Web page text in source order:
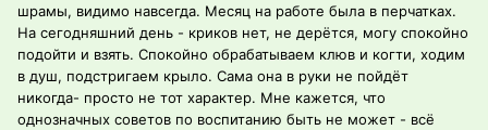
шрамы, видимо навсегда. Месяц на работе была в перчатках.
На сегодняшний день - криков нет, не дерётся, могу спокойно
подойти и взять. Спокойно обрабатываем клюв и когти, ходим
в душ, подстригаем крыло. Сама она в руки не пойдёт
никогда- просто не тот характер. Мне кажется, что
однозначных советов по воспитанию быть не может - всё